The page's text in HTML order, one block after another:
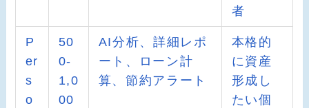
者
P
er
s
o
50
0-
1,0
00
AI分析、詳細レポ
ート、ローン計
算、節約アラート
本格的
に資産
形成し
たい個